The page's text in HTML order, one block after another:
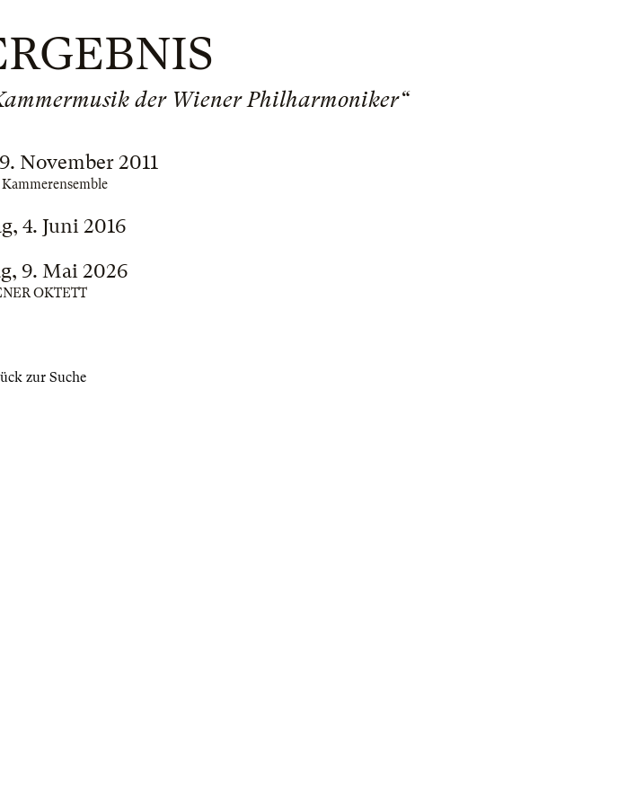
der Wiener Philharmoniker“
November 2011
4. Juni 2016
9. Mai 2026
OKTETT
zur Suche